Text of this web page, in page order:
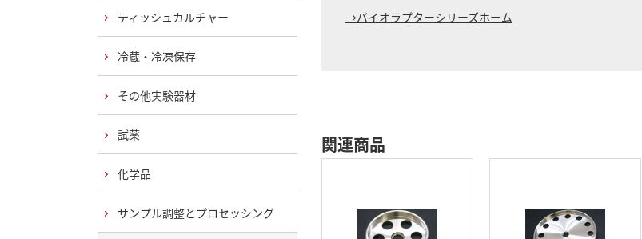
→バイオラプターシリーズホーム
関連商品
ティッシュカルチャー
冷蔵・冷凍保存
その他実験器材
試薬
化学品
サンプル調整とプロセッシング